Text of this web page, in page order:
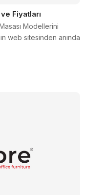
Fiyatları
Modellerini
web sitesinden anında